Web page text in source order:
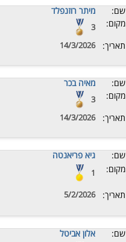
שם: מיתר רוזנפלד
מקום: 3
תאריך: 14/3/2026
שם: מאיה בכר
מקום: 3
תאריך: 14/3/2026
שם: גיא פריאנטה
מקום: 1
תאריך: 5/2/2026
שם: אלון אביטל